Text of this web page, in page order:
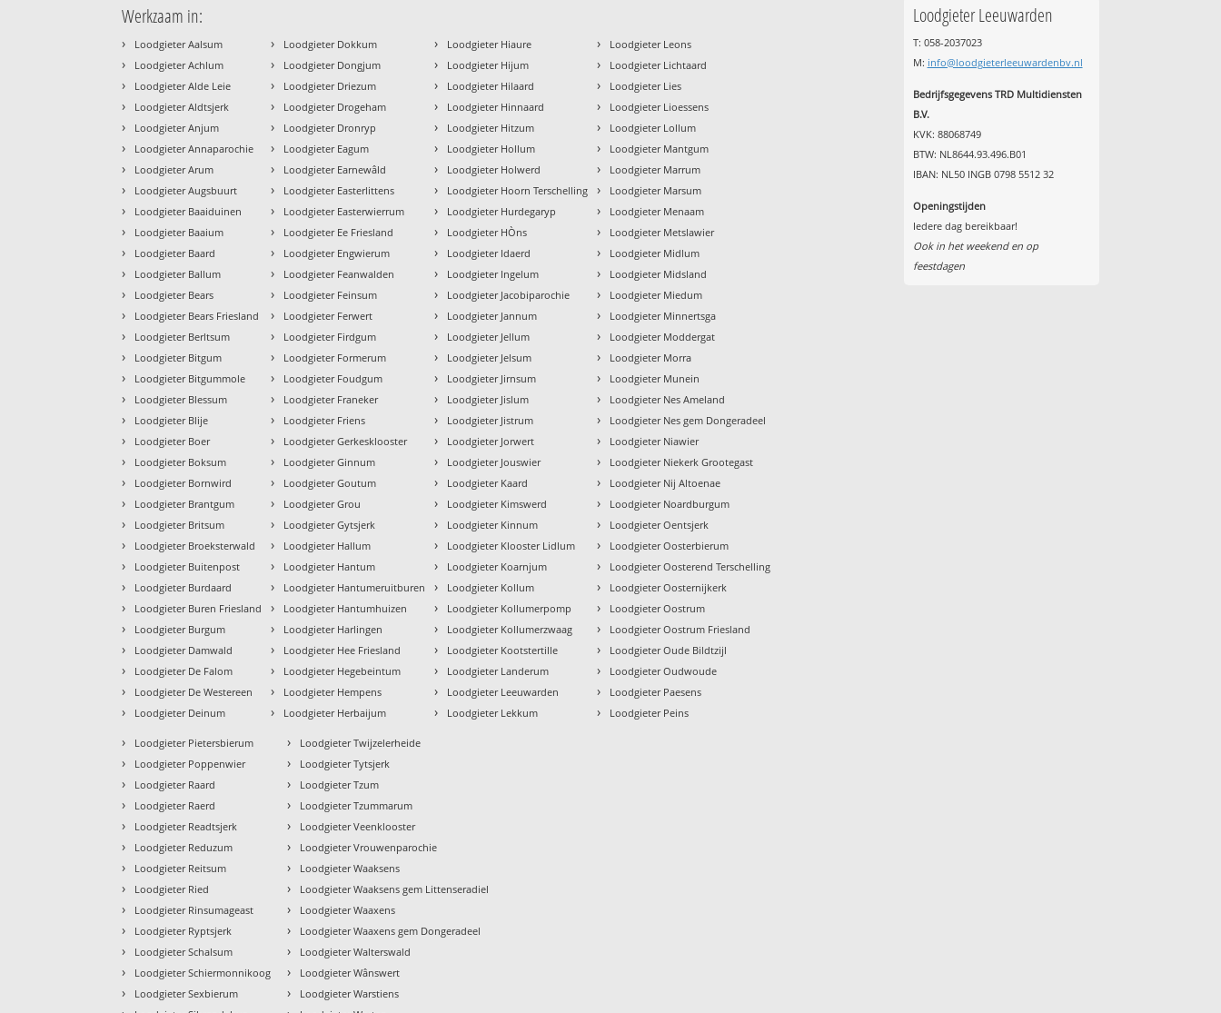
Werkzaam in:
› Loodgieter Aalsum
› Loodgieter Achlum
› Loodgieter Alde Leie
› Loodgieter Aldtsjerk
› Loodgieter Anjum
› Loodgieter Annaparochie
› Loodgieter Arum
› Loodgieter Augsbuurt
› Loodgieter Baaiduinen
› Loodgieter Baaium
› Loodgieter Baard
› Loodgieter Ballum
› Loodgieter Bears
› Loodgieter Bears Friesland
› Loodgieter Berltsum
› Loodgieter Bitgum
› Loodgieter Bitgummole
› Loodgieter Blessum
› Loodgieter Blije
› Loodgieter Boer
› Loodgieter Boksum
› Loodgieter Bornwird
› Loodgieter Brantgum
› Loodgieter Britsum
› Loodgieter Broeksterwald
› Loodgieter Buitenpost
› Loodgieter Burdaard
› Loodgieter Buren Friesland
› Loodgieter Burgum
› Loodgieter Damwald
› Loodgieter De Falom
› Loodgieter De Westereen
› Loodgieter Deinum
› Loodgieter Dokkum
› Loodgieter Dongjum
› Loodgieter Driezum
› Loodgieter Drogeham
› Loodgieter Dronryp
› Loodgieter Eagum
› Loodgieter Earnewâld
› Loodgieter Easterlittens
› Loodgieter Easterwierrum
› Loodgieter Ee Friesland
› Loodgieter Engwierum
› Loodgieter Feanwalden
› Loodgieter Feinsum
› Loodgieter Ferwert
› Loodgieter Firdgum
› Loodgieter Formerum
› Loodgieter Foudgum
› Loodgieter Franeker
› Loodgieter Friens
› Loodgieter Gerkesklooster
› Loodgieter Ginnum
› Loodgieter Goutum
› Loodgieter Grou
› Loodgieter Gytsjerk
› Loodgieter Hallum
› Loodgieter Hantum
› Loodgieter Hantumeruitburen
› Loodgieter Hantumhuizen
› Loodgieter Harlingen
› Loodgieter Hee Friesland
› Loodgieter Hegebeintum
› Loodgieter Hempens
› Loodgieter Herbaijum
› Loodgieter Hiaure
› Loodgieter Hijum
› Loodgieter Hilaard
› Loodgieter Hinnaard
› Loodgieter Hitzum
› Loodgieter Hollum
› Loodgieter Holwerd
› Loodgieter Hoorn Terschelling
› Loodgieter Hurdegaryp
› Loodgieter HÒns
› Loodgieter Idaerd
› Loodgieter Ingelum
› Loodgieter Jacobiparochie
› Loodgieter Jannum
› Loodgieter Jellum
› Loodgieter Jelsum
› Loodgieter Jirnsum
› Loodgieter Jislum
› Loodgieter Jistrum
› Loodgieter Jorwert
› Loodgieter Jouswier
› Loodgieter Kaard
› Loodgieter Kimswerd
› Loodgieter Kinnum
› Loodgieter Klooster Lidlum
› Loodgieter Koarnjum
› Loodgieter Kollum
› Loodgieter Kollumerpomp
› Loodgieter Kollumerzwaag
› Loodgieter Kootstertille
› Loodgieter Landerum
› Loodgieter Leeuwarden
› Loodgieter Lekkum
› Loodgieter Leons
› Loodgieter Lichtaard
› Loodgieter Lies
› Loodgieter Lioessens
› Loodgieter Lollum
› Loodgieter Mantgum
› Loodgieter Marrum
› Loodgieter Marsum
› Loodgieter Menaam
› Loodgieter Metslawier
› Loodgieter Midlum
› Loodgieter Midsland
› Loodgieter Miedum
› Loodgieter Minnertsga
› Loodgieter Moddergat
› Loodgieter Morra
› Loodgieter Munein
› Loodgieter Nes Ameland
› Loodgieter Nes gem Dongeradeel
› Loodgieter Niawier
› Loodgieter Niekerk Grootegast
› Loodgieter Nij Altoenae
› Loodgieter Noardburgum
› Loodgieter Oentsjerk
› Loodgieter Oosterbierum
› Loodgieter Oosterend Terschelling
› Loodgieter Oosternijkerk
› Loodgieter Oostrum
› Loodgieter Oostrum Friesland
› Loodgieter Oude Bildtzijl
› Loodgieter Oudwoude
› Loodgieter Paesens
› Loodgieter Peins
› Loodgieter Pietersbierum
› Loodgieter Poppenwier
› Loodgieter Raard
› Loodgieter Raerd
› Loodgieter Readtsjerk
› Loodgieter Reduzum
› Loodgieter Reitsum
› Loodgieter Ried
› Loodgieter Rinsumageast
› Loodgieter Ryptsjerk
› Loodgieter Schalsum
› Loodgieter Schiermonnikoog
› Loodgieter Sexbierum
› Loodgieter Twijzelerheide
› Loodgieter Tytsjerk
› Loodgieter Tzum
› Loodgieter Tzummarum
› Loodgieter Veenklooster
› Loodgieter Vrouwenparochie
› Loodgieter Waaksens
› Loodgieter Waaksens gem Littenseradiel
› Loodgieter Waaxens
› Loodgieter Waaxens gem Dongeradeel
› Loodgieter Walterswald
› Loodgieter Wânswert
› Loodgieter Warstiens
Loodgieter Leeuwarden
T: 058-2037023
M: info@loodgieterleeuwardenbv.nl
Bedrijfsgegevens TRD Multidiensten
B.V.
KVK: 88068749
BTW: NL8644.93.496.B01
IBAN: NL50 INGB 0798 5512 32
Openingstijden
Iedere dag bereikbaar!
Ook in het weekend en op
feestdagen